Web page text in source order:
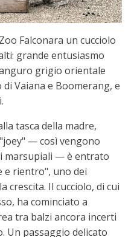
Falconara un cucciolo
grande entusiasmo
grigio orientale
di Vaiana e Boomerang, e
tasca della madre,
— così vengono
marsupiali — è entrato
e rientro", uno dei
crescita. Il cucciolo, di cui
ha cominciato a
tra balzi ancora incerti
Un passaggio delicato